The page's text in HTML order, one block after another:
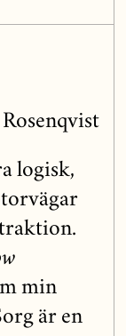
logisk,
min
är en